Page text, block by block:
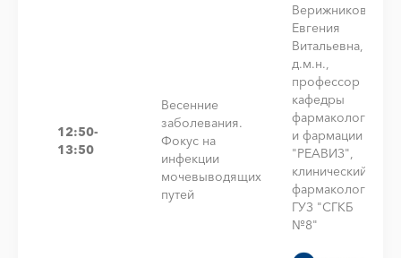
12:50-
13:50
Весенние
заболевания.
Фокус на
инфекции
мочевыводящих
путей
Верижникова
Евгения
Витальевна,
д.м.н.,
профессор
кафедры
фармакологии
и фармации
"РЕАВИЗ",
клинический
фармаколог
ГУЗ "СГКБ
№8"